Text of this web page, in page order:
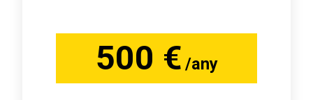
500 € /any